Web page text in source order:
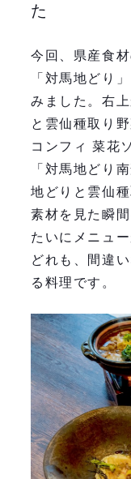
た
今回、県産食
「対馬地どり
みました。右
と雲仙種取り
コンフィ 菜花
「対馬地どり
地どりと雲仙
素材を見た瞬
たいにメニュ
どれも、間違
る料理です。